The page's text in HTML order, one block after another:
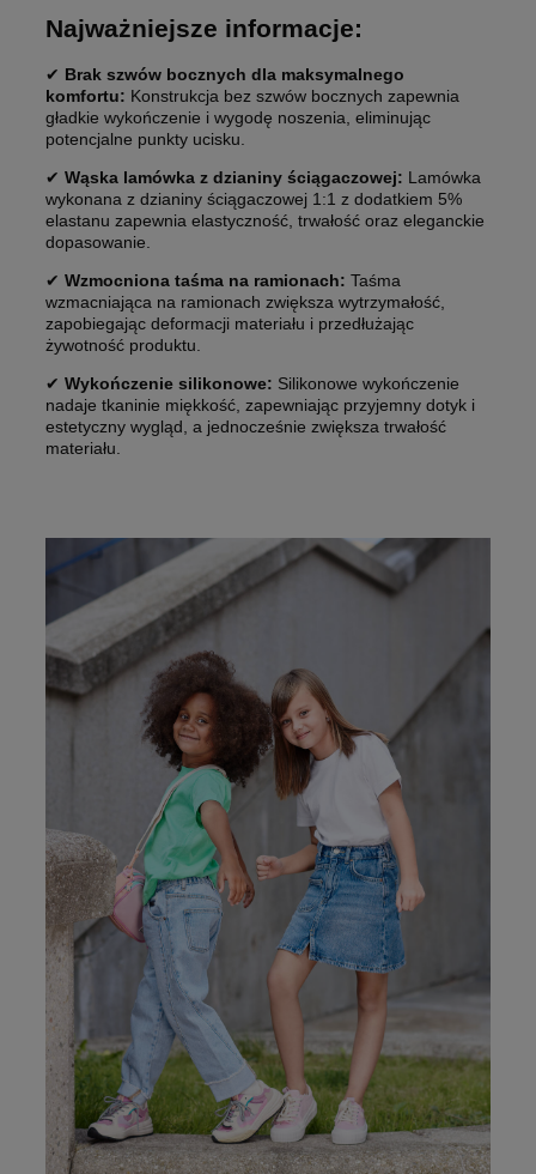
Najważniejsze informacje:
✔ Brak szwów bocznych dla maksymalnego
komfortu: Konstrukcja bez szwów bocznych zapewnia
gładkie wykończenie i wygodę noszenia, eliminując
potencjalne punkty ucisku.
✔ Wąska lamówka z dzianiny ściągaczowej: Lamówka
wykonana z dzianiny ściągaczowej 1:1 z dodatkiem 5%
elastanu zapewnia elastyczność, trwałość oraz eleganckie
dopasowanie.
✔ Wzmocniona taśma na ramionach: Taśma
wzmacniająca na ramionach zwiększa wytrzymałość,
zapobiegając deformacji materiału i przedłużając
żywotność produktu.
✔ Wykończenie silikonowe: Silikonowe wykończenie
nadaje tkaninie miękkość, zapewniając przyjemny dotyk i
estetyczny wygląd, a jednocześnie zwiększa trwałość
materiału.